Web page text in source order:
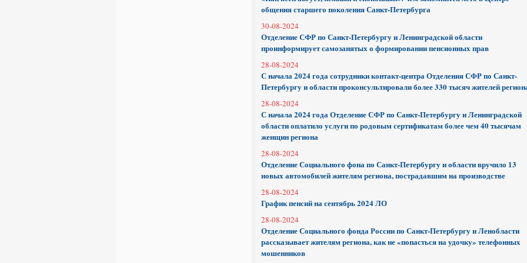
общения старшего поколения Санкт-Петербурга
30-08-2024
Отделение СФР по Санкт-Петербургу и Ленинградской области
проинформирует самозанятых о формировании пенсионных прав
28-08-2024
С начала 2024 года сотрудники контакт-центра Отделения СФР по Санкт-
Петербургу и области проконсультировали более 330 тысяч жителей
28-08-2024
С начала 2024 года Отделение СФР по Санкт-Петербургу и Ленинградской
области оплатило услуги по родовым сертификатам более чем 40 тысячам
женщин региона
28-08-2024
Отделение Социального фона по Санкт-Петербургу и области вручило 13
новых автомобилей жителям региона, пострадавшим на производстве
28-08-2024
График пенсий на сентябрь 2024 ЛО
28-08-2024
Отделение Социального фонда России по Санкт-Петербургу и Ленобласти
рассказывает жителям региона, как не «попасться на удочку» телефонных
мошенников